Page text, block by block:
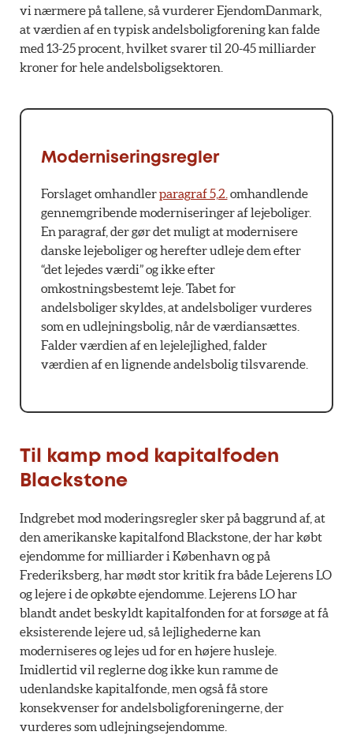
vi nærmere på tallene, så vurderer EjendomDanmark,
at værdien af en typisk andelsboligforening kan falde
med 13-25 procent, hvilket svarer til 20-45 milliarder
kroner for hele andelsboligsektoren.
Moderniseringsregler
Forslaget omhandlerparagraf 5,2. omhandlende
gennemgribende moderniseringer af lejeboliger.
En paragraf, der gør det muligt at modernisere
danske lejeboliger og herefter udleje dem efter
“det lejedes værdi” og ikke efter
omkostningsbestemt leje. Tabet for
andelsboliger skyldes, at andelsboliger vurderes
som en udlejningsbolig, når de værdiansættes.
Falder værdien af en lejelejlighed, falder
værdien af en lignende andelsbolig tilsvarende.
Til kamp mod kapitalfoden
Blackstone
Indgrebet mod moderingsregler sker på baggrund af, at
den amerikanske kapitalfond Blackstone, der har købt
ejendomme for milliarder i København og på
Frederiksberg, har mødt stor kritik fra både Lejerens LO
og lejere i de opkøbte ejendomme. Lejerens LO har
blandt andet beskyldt kapitalfonden for at forsøge at få
eksisterende lejere ud, så lejlighederne kan
moderniseres og lejes ud for en højere husleje.
Imidlertid vil reglerne dog ikke kun ramme de
udenlandske kapitalfonde, men også få store
konsekvenser for andelsboligforeningerne, der
vurderes som udlejningsejendomme.